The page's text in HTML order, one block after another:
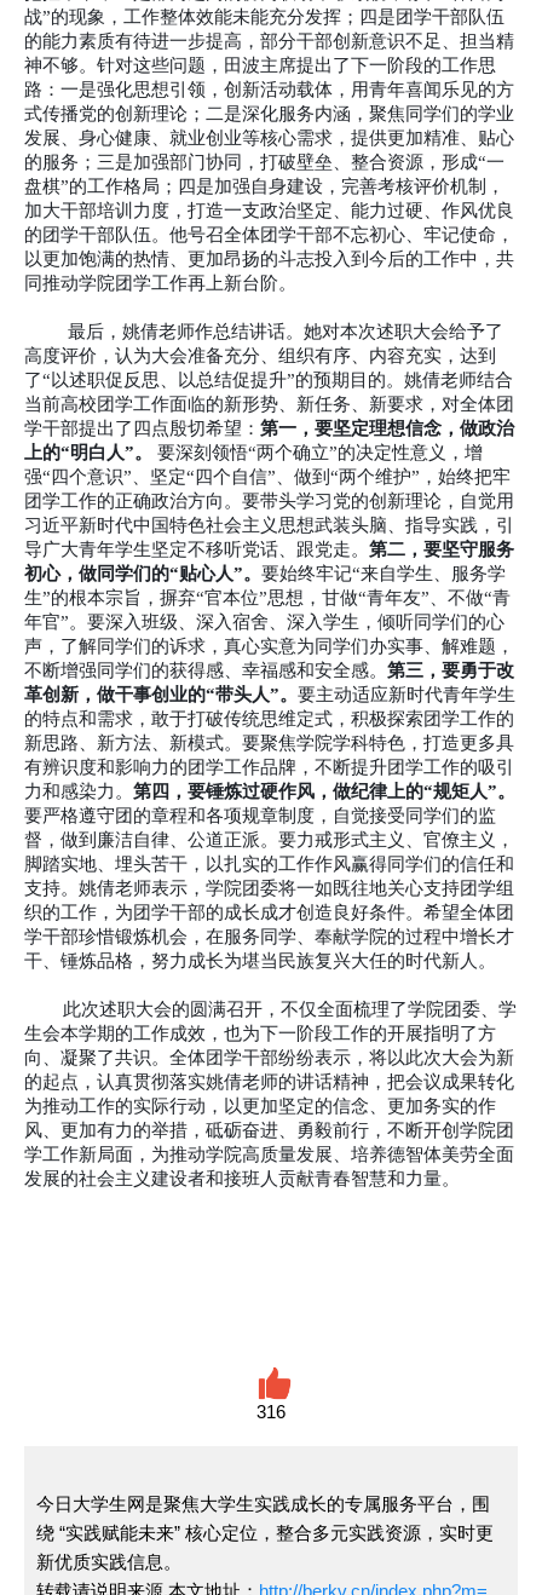
战”的现象，工作整体效能未能充分发挥；四是团学干部队伍
的能力素质有待进一步提高，部分干部创新意识不足、担当精
神不够。针对这些问题，田波主席提出了下一阶段的工作思
路：一是强化思想引领，创新活动载体，用青年喜闻乐见的方
式传播党的创新理论；二是深化服务内涵，聚焦同学们的学业
发展、身心健康、就业创业等核心需求，提供更加精准、贴心
的服务；三是加强部门协同，打破壁垒、整合资源，形成“一
盘棋”的工作格局；四是加强自身建设，完善考核评价机制，
加大干部培训力度，打造一支政治坚定、能力过硬、作风优良
的团学干部队伍。他号召全体团学干部不忘初心、牢记使命，
以更加饱满的热情、更加昂扬的斗志投入到今后的工作中，共
同推动学院团学工作再上新台阶。
最后，姚倩老师作总结讲话。她对本次述职大会给予了
高度评价，认为大会准备充分、组织有序、内容充实，达到
了“以述职促反思、以总结促提升”的预期目的。姚倩老师结合
当前高校团学工作面临的新形势、新任务、新要求，对全体团
学干部提出了四点殷切希望： 第一，要坚定理想信念，做政治
上的“明白人”。 要深刻领悟“两个确立”的决定性意义，增
强“四个意识”、坚定“四个自信”、做到“两个维护”，始终把牢
团学工作的正确政治方向。要带头学习党的创新理论，自觉用
习近平新时代中国特色社会主义思想武装头脑、指导实践，引
导广大青年学生坚定不移听党话、跟党走。 第二，要坚守服务
初心，做同学们的“贴心人”。 要始终牢记“来自学生、服务学
生”的根本宗旨，摒弃“官本位”思想，甘做“青年友”、不做“青
年官”。要深入班级、深入宿舍、深入学生，倾听同学们的心
声，了解同学们的诉求，真心实意为同学们办实事、解难题，
不断增强同学们的获得感、幸福感和安全感。 第三，要勇于改
革创新，做干事创业的“带头人”。 要主动适应新时代青年学生
的特点和需求，敢于打破传统思维定式，积极探索团学工作的
新思路、新方法、新模式。要聚焦学院学科特色，打造更多具
有辨识度和影响力的团学工作品牌，不断提升团学工作的吸引
力和感染力。 第四，要锤炼过硬作风，做纪律上的“规矩人”。
要严格遵守团的章程和各项规章制度，自觉接受同学们的监
督，做到廉洁自律、公道正派。要力戒形式主义、官僚主义，
脚踏实地、埋头苦干，以扎实的工作作风赢得同学们的信任和
支持。姚倩老师表示，学院团委将一如既往地关心支持团学组
织的工作，为团学干部的成长成才创造良好条件。希望全体团
学干部珍惜锻炼机会，在服务同学、奉献学院的过程中增长才
干、锤炼品格，努力成长为堪当民族复兴大任的时代新人。
此次述职大会的圆满召开，不仅全面梳理了学院团委、学
生会本学期的工作成效，也为下一阶段工作的开展指明了方
向、凝聚了共识。全体团学干部纷纷表示，将以此次大会为新
的起点，认真贯彻落实姚倩老师的讲话精神，把会议成果转化
为推动工作的实际行动，以更加坚定的信念、更加务实的作
风、更加有力的举措，砥砺奋进、勇毅前行，不断开创学院团
学工作新局面，为推动学院高质量发展、培养德智体美劳全面
发展的社会主义建设者和接班人贡献青春智慧和力量。
316
今日大学生网是聚焦大学生实践成长的专属服务平台，围
绕 “实践赋能未来” 核心定位，整合多元实践资源，实时更
新优质实践信息。
转载请说明来源,本文地址： http://berkv.cn/index.php?m=